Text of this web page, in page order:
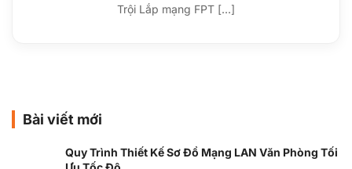
Trội Lắp mạng FPT [...]
Bài viết mới
Quy Trình Thiết Kế Sơ Đồ Mạng LAN Văn Phòng Tối